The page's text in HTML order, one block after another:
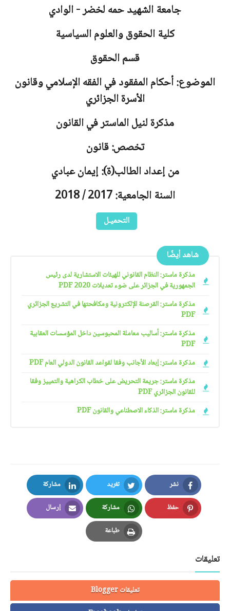
جامعةالشهيد حمه لخضر - الوادي
كلية الحقوق والعلوم السياسية
قسم الحقوق
الموضوع: أحكام المفقود في الفقه الإسلامي وقانون
الأسرة الجزائري
مذكرة لنيل الماستر في القانون
تخصص: قانون
من إعداد الطالب(ة): إيمان عبادي
السنة الجامعية: 2017 / 2018
التحميـل
شاهد أيضًا
مذكرة ماستر: النظام القانوني للهيئات الاستشارية لدى رئيس
الجمهورية في الجزائر على ضوء تعديلات 2020 PDF
مذكرة ماستر: القرصنة الإلكترونية ومكافحتها في التشريع الجزائري
PDF
مذكرة ماستر: أساليب معاملة المحبوسين داخل المؤسسات العقابية
PDF
مذكرة ماستر: إبعاد الأجانب وفقا لقواعد القانون الدولي العام PDF
مذكرة ماستر: جريمة التحريض على خطاب الكراهية والتمييز وفقا
للقانون الجزائري PDF
مذكرة ماستر: الذكاء الاصطناعي والقانون PDF
نشر
Facebook
تغريد
Twitter
مشاركة
LinkedIn
حفظ
Pinterest
مشاركة
Whatsapp
إرسال
Email
طباعة
Print
تعليقات
تعليقات Blogger